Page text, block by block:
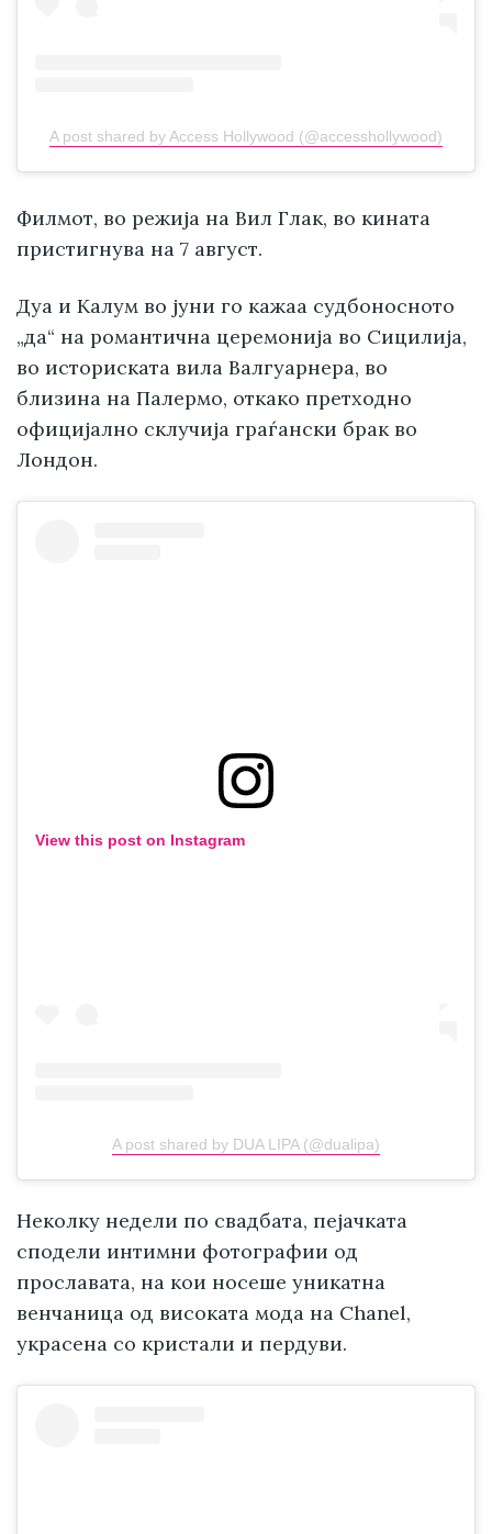
A post shared by Access Hollywood (@accesshollywood)
Филмот, во режија на Вил Глак, во кината
пристигнува на 7 август.
Дуа и Калум во јуни го кажаа судбоносното
„да“ на романтична церемонија во Сицилија,
во историската вила Валгуарнера, во
близина на Палермо, откако претходно
официјално склучија граѓански брак во
Лондон.
View this post on Instagram
A post shared by DUA LIPA (@dualipa)
Неколку недели по свадбата, пејачката
сподели интимни фотографии од
прославата, на кои носеше уникатна
венчаница од високата мода на Chanel,
украсена со кристали и пердуви.